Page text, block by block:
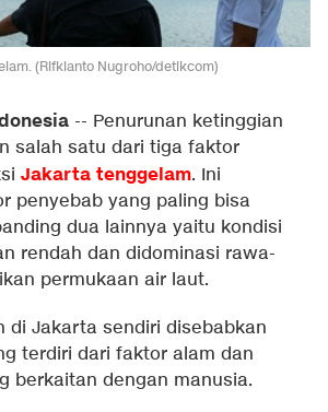
(Rifkianto Nugroho/detikcom)
-- Penurunan ketinggian
salah satu dari tiga faktor
Jakarta tenggelam. Ini
penyebab yang paling bisa
dua lainnya yaitu kondisi
rendah dan didominasi rawa-
permukaan air laut.
di Jakarta sendiri disebabkan
terdiri dari faktor alam dan
berkaitan dengan manusia.